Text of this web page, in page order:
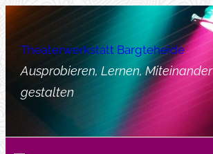
Zum
springen
Theaterwerkstatt Bargteheide
Ausprobieren, Lernen, Miteinander
gestalten